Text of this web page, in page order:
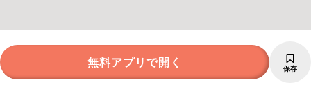
無料アプリで開く 保存